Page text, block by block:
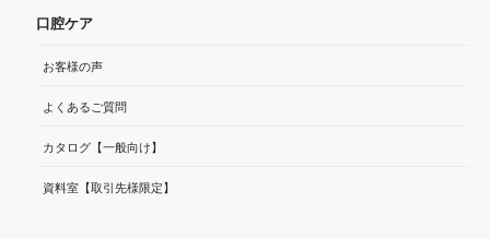
口腔ケア
お客様の声
よくあるご質問
カタログ【一般向け】
資料室【取引先様限定】